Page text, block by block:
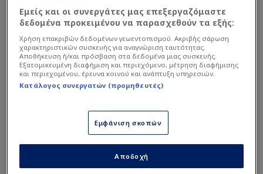
Εμείς και οι συνεργάτες μας επεξεργαζόμαστε
δεδομένα προκειμένου να παρασχεθούν τα εξής:
Χρήση επακριβών δεδομένων γεωεντοπισμού. Ακριβής σάρωση
χαρακτηριστικών συσκευής για αναγνώριση ταυτότητας.
Αποθήκευση ή/και πρόσβαση στα δεδομένα μιας συσκευής.
Εξατομικευμένη διαφήμιση και περιεχόμενο, μέτρηση διαφήμισης
και περιεχομένου, έρευνα κοινού και ανάπτυξη υπηρεσιών.
Κατάλογος συνεργατών (προμηθευτές)
Εμφάνιση σκοπών
Αποδοχή